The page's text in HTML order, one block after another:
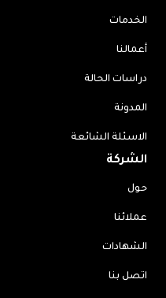
الخدمات
أعمالنا
دراسات الحالة
المدونة
الاسئلة الشائعة
الشركة
حول
عملائنا
الشهادات
اتصل بنا